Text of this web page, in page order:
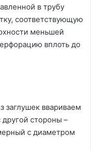
в трубу
соответствующую
меньшей
вплоть до
заглушек ввариваем
стороны –
с диаметром